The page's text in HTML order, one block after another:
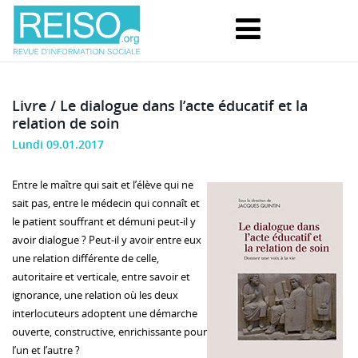
Livre / Le dialogue dans l’acte éducatif et la
relation de soin
Lundi 09.01.2017
Entre le maître qui sait et l’élève qui ne
sait pas, entre le médecin qui connaît et
le patient souffrant et démuni peut-il y
avoir dialogue ? Peut-il y avoir entre eux
une relation différente de celle,
autoritaire et verticale, entre savoir et
ignorance, une relation où les deux
interlocuteurs adoptent une démarche
ouverte, constructive, enrichissante pour
l’un et l’autre ?